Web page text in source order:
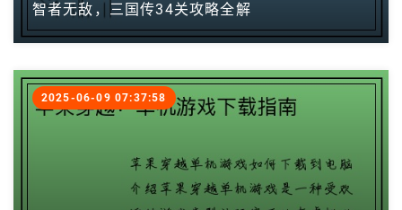
智者无敌，三国传34关攻略全解
2025-06-09 07:37:58